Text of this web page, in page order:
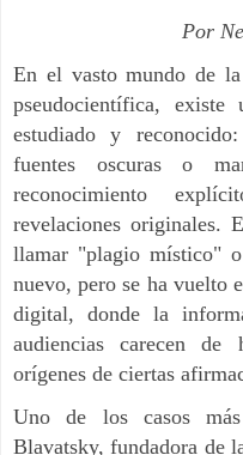
Por
En el vasto mundo de
pseudocientífica, existe
estudiado y
fuentes oscuras o
reconocimiento
revelaciones originales.
llamar "plagio místico"
nuevo, pero se ha vuelto
digital, donde la
audiencias carecen de
orígenes de ciertas
Uno de los casos
Blavatsky, fundadora de